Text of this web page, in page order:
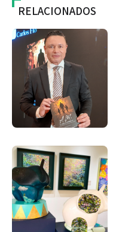
RELACIONADOS